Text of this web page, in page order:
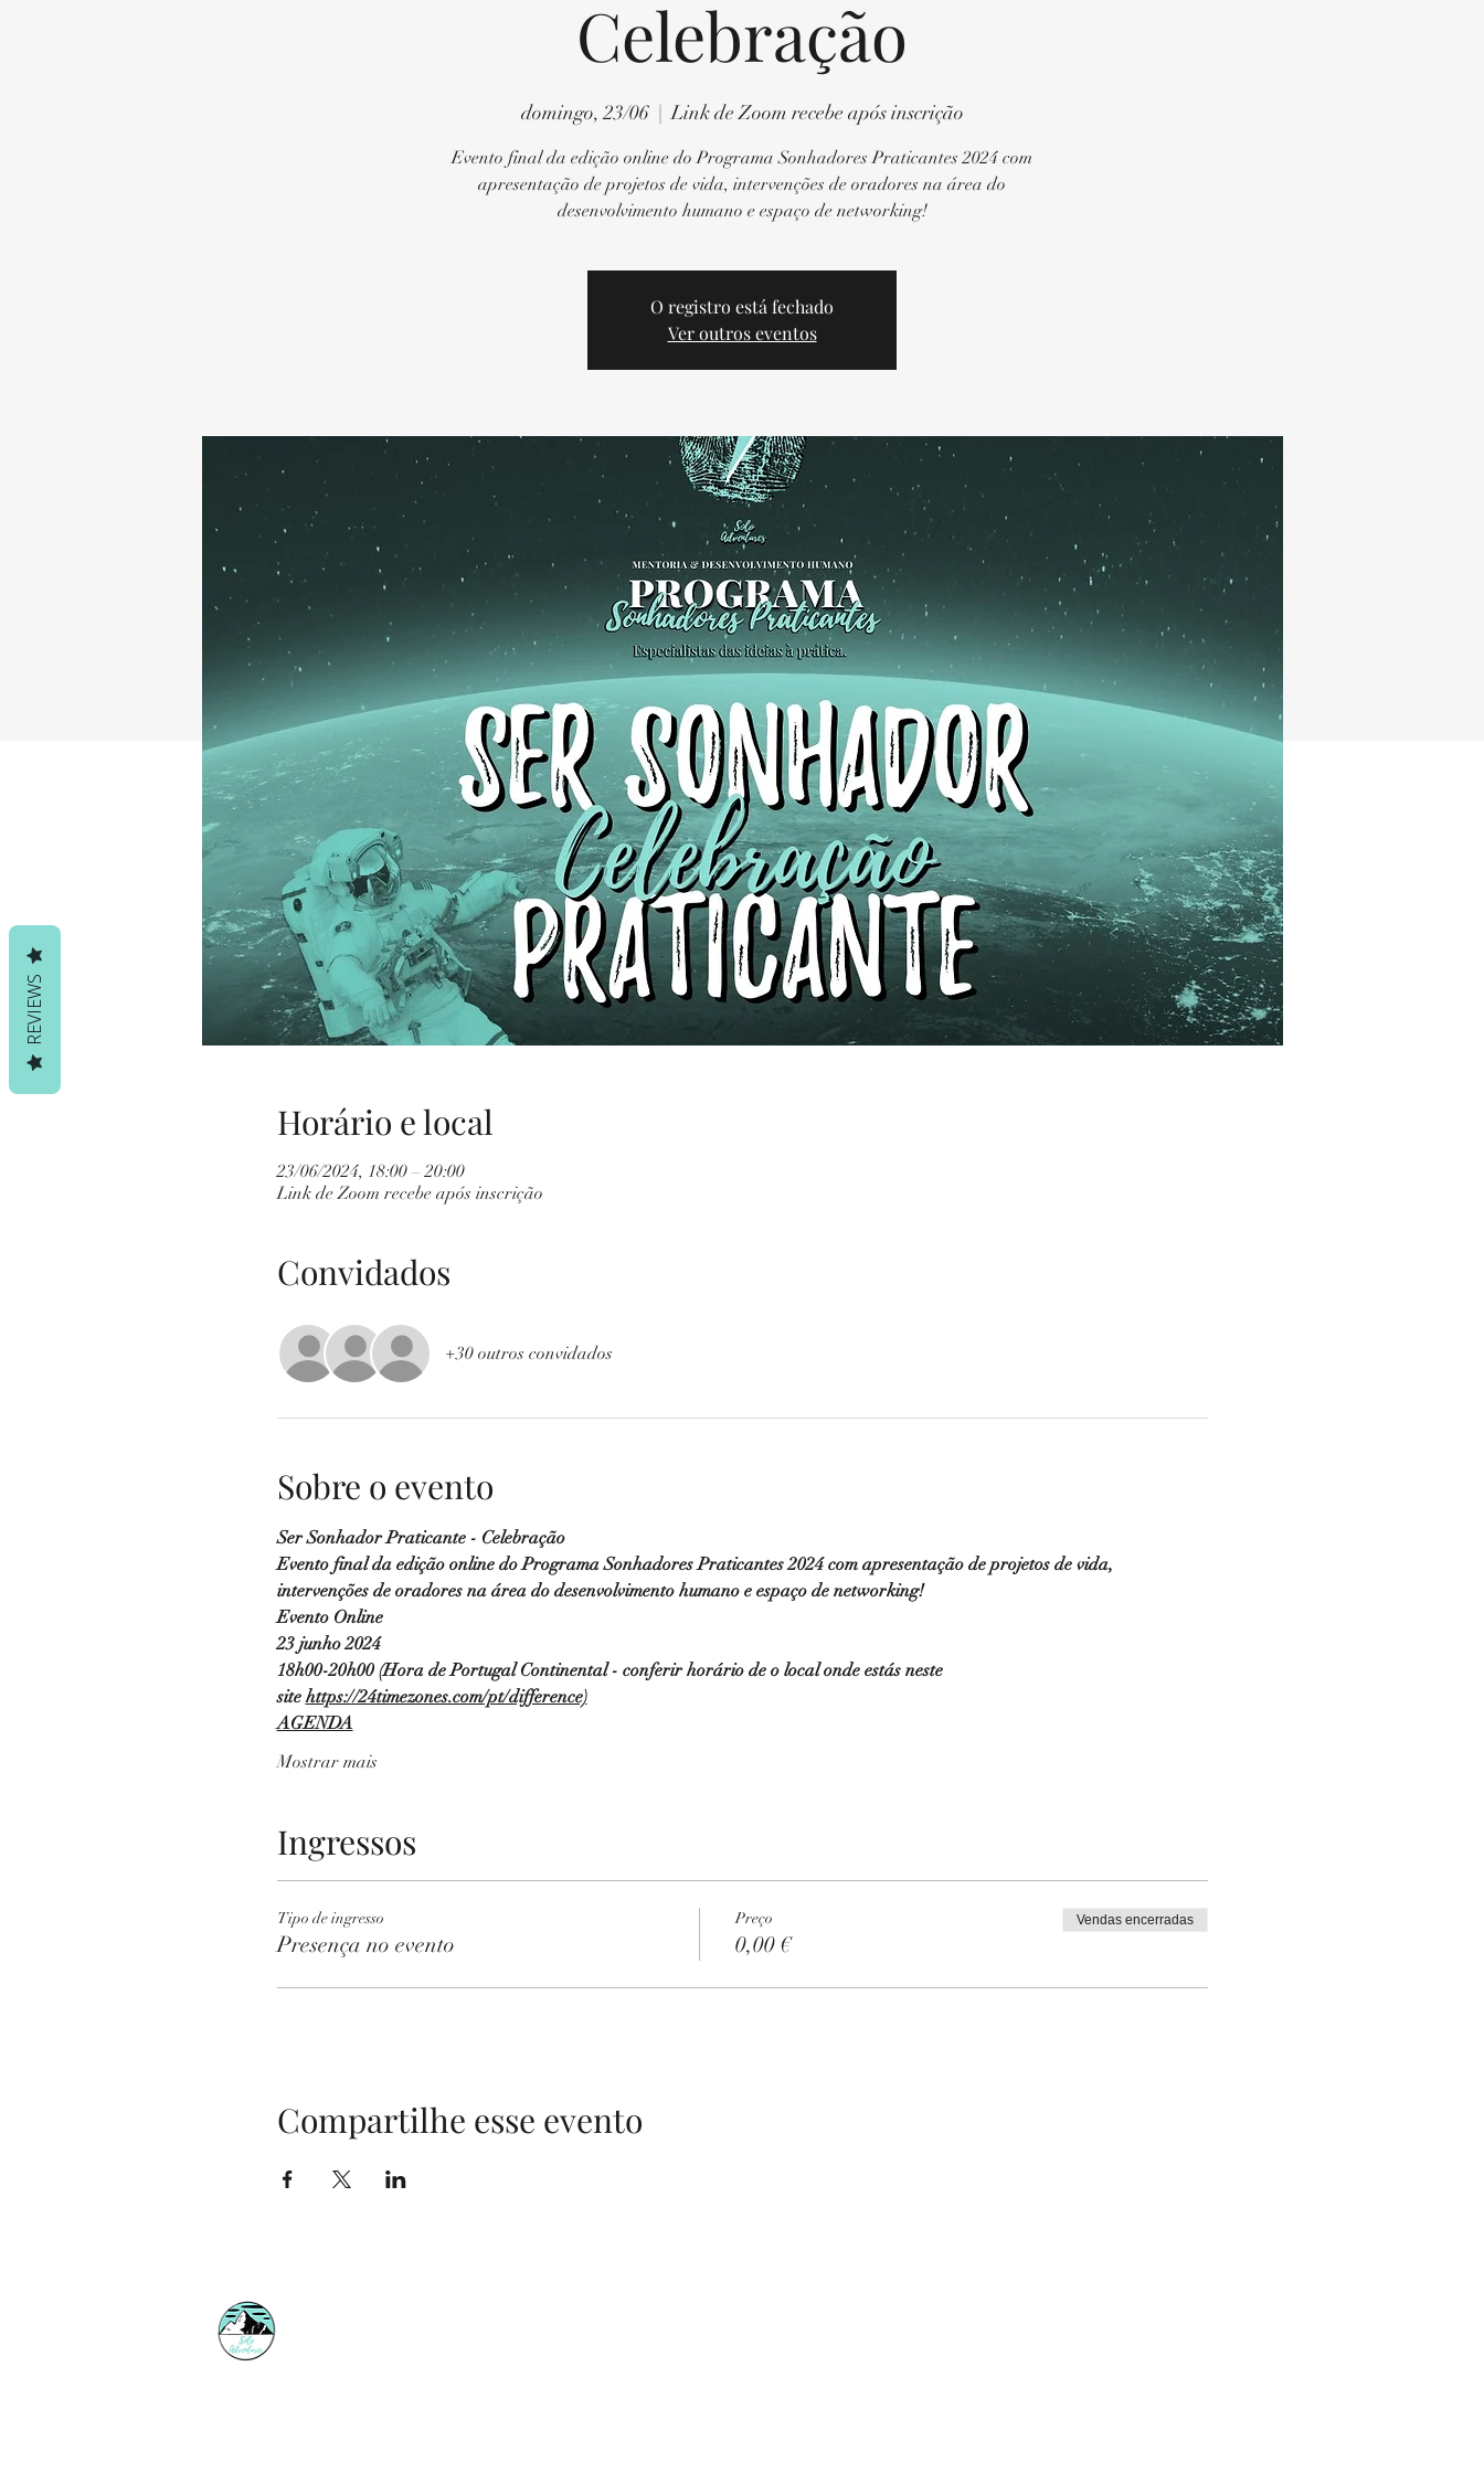
Celebração
domingo, 23/06
  |
Link de Zoom recebe após inscrição
Evento final da edição online do Programa Sonhadores Praticantes 2024 com
apresentação de projetos de vida, intervenções de oradores na área do
desenvolvimento humano e espaço de networking!
O registro está fechado
Ver outros eventos
Horário e local
23/06/2024, 18:00 – 20:00
Link de Zoom recebe após inscrição
Convidados
+30 outros convidados
Sobre o evento
Ser Sonhador Praticante - Celebração
Evento final da edição online do Programa Sonhadores Praticantes 2024 com apresentação de projetos de vida,
intervenções de oradores na área do desenvolvimento humano e espaço de networking!
Evento Online
23 junho 2024
18h00-20h00 (Hora de Portugal Continental - conferir horário de o local onde estás neste
site https://24timezones.com/pt/difference)
AGENDA
Mostrar mais
Ingressos
Tipo de ingresso
Presença no evento
Preço
0,00 €
Vendas encerradas
Compartilhe esse evento
REVIEWS